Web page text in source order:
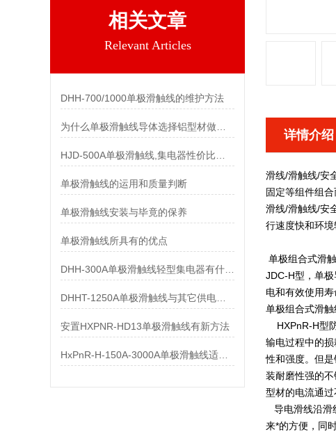
相关文章
Relevant Articles
DHH-700/1000单极滑触线的维护方法
为什么单极滑触线导体选择铝型材做而不是纯铝做
单极滑触线的运用和质量判断
单极滑触线安装与毕竟的保养
单极滑触线所具有的优点
DHH-300A单极滑触线轻型集电器有什么样的要求
DHHT-1250A单极滑触线与其它供电系统的比较
安置HXPNR-HD13单极滑触线有新方法
HxPnR-H-150A-3000A单极滑触线适用条件都有哪些
详情介绍
滑线/滑触线/安
固定等组件组合
滑线/滑触线/安
行速度快和环境
单极组合式滑
JDC-H型，单
电和有效使用
单极组合式滑
HXPnR-H型
输电过程中的
性和强度。但
装耐磨性强的
型材的电流通
导电滑线沿滑
来*的方便，同